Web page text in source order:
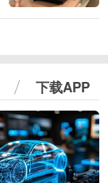
下载APP